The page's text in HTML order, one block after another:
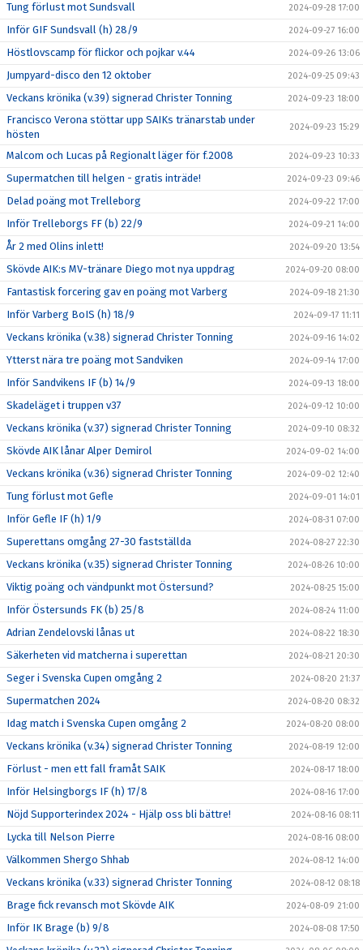
Tung förlust mot Sundsvall 2024-09-28 17:00
Inför GIF Sundsvall (h) 28/9 2024-09-27 16:00
Höstlovscamp för flickor och pojkar v.44 2024-09-26 13:06
Jumpyard-disco den 12 oktober 2024-09-25 09:43
Veckans krönika (v.39) signerad Christer Tonning 2024-09-23 18:00
Francisco Verona stöttar upp SAIKs tränarstab under
hösten
2024-09-23 15:29
Malcom och Lucas på Regionalt läger för f.2008 2024-09-23 10:33
Supermatchen till helgen - gratis inträde! 2024-09-23 09:46
Delad poäng mot Trelleborg 2024-09-22 17:00
Inför Trelleborgs FF (b) 22/9 2024-09-21 14:00
År 2 med Olins inlett! 2024-09-20 13:54
Skövde AIK:s MV-tränare Diego mot nya uppdrag 2024-09-20 08:00
Fantastisk forcering gav en poäng mot Varberg 2024-09-18 21:30
Inför Varberg BoIS (h) 18/9 2024-09-17 11:11
Veckans krönika (v.38) signerad Christer Tonning 2024-09-16 14:02
Ytterst nära tre poäng mot Sandviken 2024-09-14 17:00
Inför Sandvikens IF (b) 14/9 2024-09-13 18:00
Skadeläget i truppen v37 2024-09-12 10:00
Veckans krönika (v.37) signerad Christer Tonning 2024-09-10 08:32
Skövde AIK lånar Alper Demirol 2024-09-02 14:00
Veckans krönika (v.36) signerad Christer Tonning 2024-09-02 12:40
Tung förlust mot Gefle 2024-09-01 14:01
Inför Gefle IF (h) 1/9 2024-08-31 07:00
Superettans omgång 27-30 fastställda 2024-08-27 22:30
Veckans krönika (v.35) signerad Christer Tonning 2024-08-26 10:00
Viktig poäng och vändpunkt mot Östersund? 2024-08-25 15:00
Inför Östersunds FK (b) 25/8 2024-08-24 11:00
Adrian Zendelovski lånas ut 2024-08-22 18:30
Säkerheten vid matcherna i superettan 2024-08-21 20:30
Seger i Svenska Cupen omgång 2 2024-08-20 21:37
Supermatchen 2024 2024-08-20 08:32
Idag match i Svenska Cupen omgång 2 2024-08-20 08:00
Veckans krönika (v.34) signerad Christer Tonning 2024-08-19 12:00
Förlust - men ett fall framåt SAIK 2024-08-17 18:00
Inför Helsingborgs IF (h) 17/8 2024-08-16 17:00
Nöjd Supporterindex 2024 - Hjälp oss bli bättre! 2024-08-16 08:11
Lycka till Nelson Pierre 2024-08-16 08:00
Välkommen Shergo Shhab 2024-08-12 14:00
Veckans krönika (v.33) signerad Christer Tonning 2024-08-12 08:18
Brage fick revansch mot Skövde AIK 2024-08-09 21:00
Inför IK Brage (b) 9/8 2024-08-08 17:50